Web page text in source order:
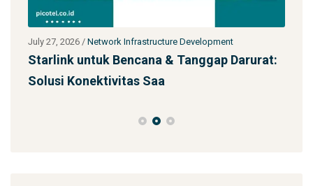
July 27, 2026 / Network Infrastructure Development
Starlink untuk Bencana & Tanggap Darurat:
Solusi Konektivitas Saa